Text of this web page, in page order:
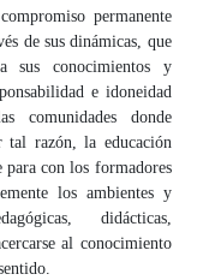
permanente
de sus dinámicas, que
sus conocimientos y
e idoneidad
comunidades donde
tal razón, la educación
con los formadores
los ambientes y
didácticas,
al conocimiento